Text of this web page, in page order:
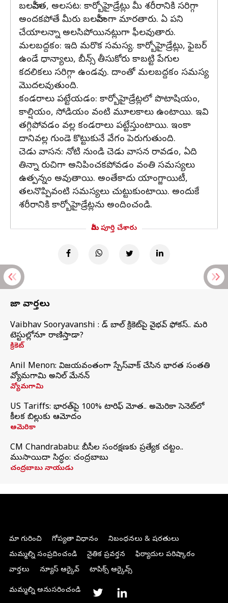
బలహీనత, అలసట: కార్బోహైడ్రేట్లు మీ శరీరానికి సరిగ్గా
అందకపోతే మీరు బలహీనంగా మారతారు. ఏ పని
చేయాలన్నా అలసిపోయినట్లుగా ఫీలవుతారు.
మలబద్దకం: ఇది మరొక సమస్య. కార్బోహైడ్రేట్లు, ఫైబర్
ఉండే ధాన్యాలు, బీన్స్ తీసుకోరు కాబట్టి పేగుల
కదలికలు సరిగ్గా ఉండవు. దాంతో మలబద్దకం సమస్య
మొదలవుతుంది.
కండరాలు పట్టేయడం: కార్బోహైడ్రేట్లలో పొటాషియం,
కాల్షియం, సోడియం వంటి మూలకాలు ఉంటాయి. ఇవి
తగ్గిపోవడం వల్ల కండరాలు పట్టేస్తుంటాయి. ఇంకా
దానివల్ల గుండె కొట్టుకునే వేగం పెరుగుతుంది.
చెడు వాసన: నోటి నుండి చెడు వాసన రావడం, ఏది
తిన్నా రుచిగా అనిపించకపోవడం వంతి సమస్యలు
ఉత్పన్నం అవుతాయి. అంతేకాదు యాంగ్జాయిటీ,
తలనొప్పివంటి సమస్యలు చుట్టుకుంటాయి. అందుకే
శరీరానికి కార్బోహైడ్రేట్లను అందించండి.
మీరు పూర్తి చేశారు
తాజా వార్తలు
Vaibhav Sooryavanshi : రెడ్ బాల్ క్రికెట్‌పై వైభవ్ ఫోకస్.. మరి
టెస్టుల్లోనూ రాణిస్తాడా?
క్రికెట్
Anil Menon: విజయవంతంగా స్పేస్‌వాక్‌ చేసిన భారత సంతతి
వ్యోమగామి అనిల్‌ మేనన్
వ్యోమగామి
US Tariffs: భారత్‌పై 100% టారిఫ్‌ మోత.. అమెరికా సెనెట్‌లో
కీలక బిల్లుకు ఆమోదం
అమెరికా
CM Chandrababu: బీసీల సంరక్షణకు ప్రత్యేక చట్టం..
ముసాయిదా సిద్ధం: చంద్రబాబు
చంద్రబాబు నాయుడు
మా గురించి గోప్యతా విధానం
నిబంధనలు & షరతులు
మమ్మల్ని సంప్రదించండి
నైతిక ప్రవర్తన
ఫిర్యాదుల పరిష్కారం
వార్తలు
న్యూస్ ఆర్కైవ్ టాపిక్స్ ఆర్కైవ్స్
మమ్మల్ని అనుసరించండి